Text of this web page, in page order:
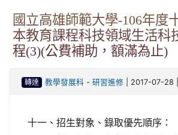
國立高雄師範大學-106年度
本教育課程科技領域生活科
程(3)(公費補助，額滿為止)
轉達 教學發展科- 研習進修| 2017-07-28 |
十一、招生對象、錄取優先順序：